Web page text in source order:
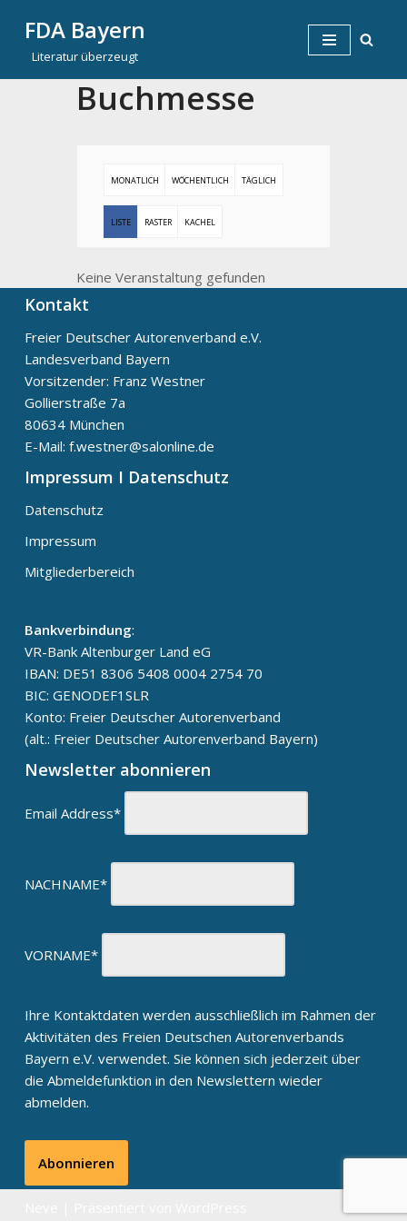
Zum
FDA Bayern
Literatur überzeugt
Buchmesse
MONATLICH WÖCHENTLICH TÄGLICH
LISTE RASTER KACHEL
Keine Veranstaltung gefunden
Kontakt
Freier Deutscher Autorenverband e.V.
Landesverband Bayern
Vorsitzender: Franz Westner
Gollierstraße 7a
80634 München
E-Mail: f.westner@salonline.de
Impressum I Datenschutz
Datenschutz
Impressum
Mitgliederbereich
Bankverbindung:
VR-Bank Altenburger Land eG
IBAN: DE51 8306 5408 0004 2754 70
BIC: GENODEF1SLR
Konto: Freier Deutscher Autorenverband
(alt.: Freier Deutscher Autorenverband Bayern)
Newsletter abonnieren
Email Address*
NACHNAME*
VORNAME*
Ihre Kontaktdaten werden ausschließlich im Rahmen der
Aktivitäten des Freien Deutschen Autorenverbands
Bayern e.V. verwendet. Sie können sich jederzeit über
die Abmeldefunktion in den Newslettern wieder
abmelden.